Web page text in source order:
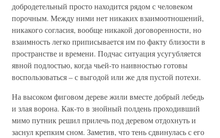
добродетельный просто находится рядом с человеком
порочным. Между ними нет никаких взаимоотношений,
никакого согласия, вообще никакой договоренности, но
взаимность легко приписывается им по факту близости в
пространстве и времени. Подчас ситуация усугубляется
явной подлостью, когда чьей-то наивностью готовы
воспользоваться – с выгодой или же для пустой потехи.
На высоком фиговом дереве жили вместе добрый лебедь
и злая ворона. Как-то в знойный полдень проходивший
мимо путник решил прилечь под деревом отдохнуть и
заснул крепким сном. Заметив, что тень сдвинулась с его